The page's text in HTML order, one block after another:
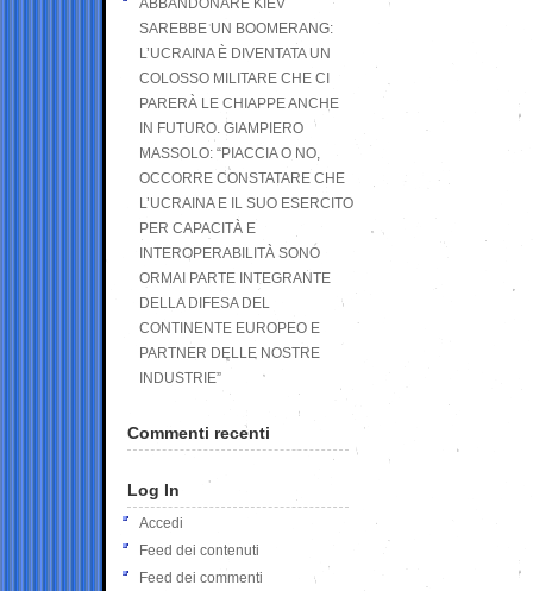
ABBANDONARE KIEV
SAREBBE UN BOOMERANG:
L’UCRAINA È DIVENTATA UN
COLOSSO MILITARE CHE CI
PARERÀ LE CHIAPPE ANCHE
IN FUTURO. GIAMPIERO
MASSOLO: “PIACCIA O NO,
OCCORRE CONSTATARE CHE
L’UCRAINA E IL SUO ESERCITO
PER CAPACITÀ E
INTEROPERABILITÀ SONO
ORMAI PARTE INTEGRANTE
DELLA DIFESA DEL
CONTINENTE EUROPEO E
PARTNER DELLE NOSTRE
INDUSTRIE”
Commenti recenti
Log In
Accedi
Feed dei contenuti
Feed dei commenti